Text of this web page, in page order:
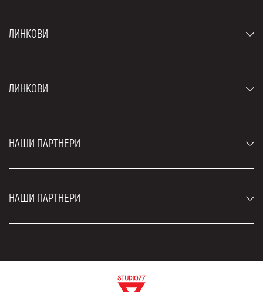
ЛИНКОВИ
Луксузни аутомобили
ЛИНКОВИ
Блог
НАШИ ПАРТНЕРИ
Рент а кар Београд Роyал
НАШИ ПАРТНЕРИ
ЕДеПро